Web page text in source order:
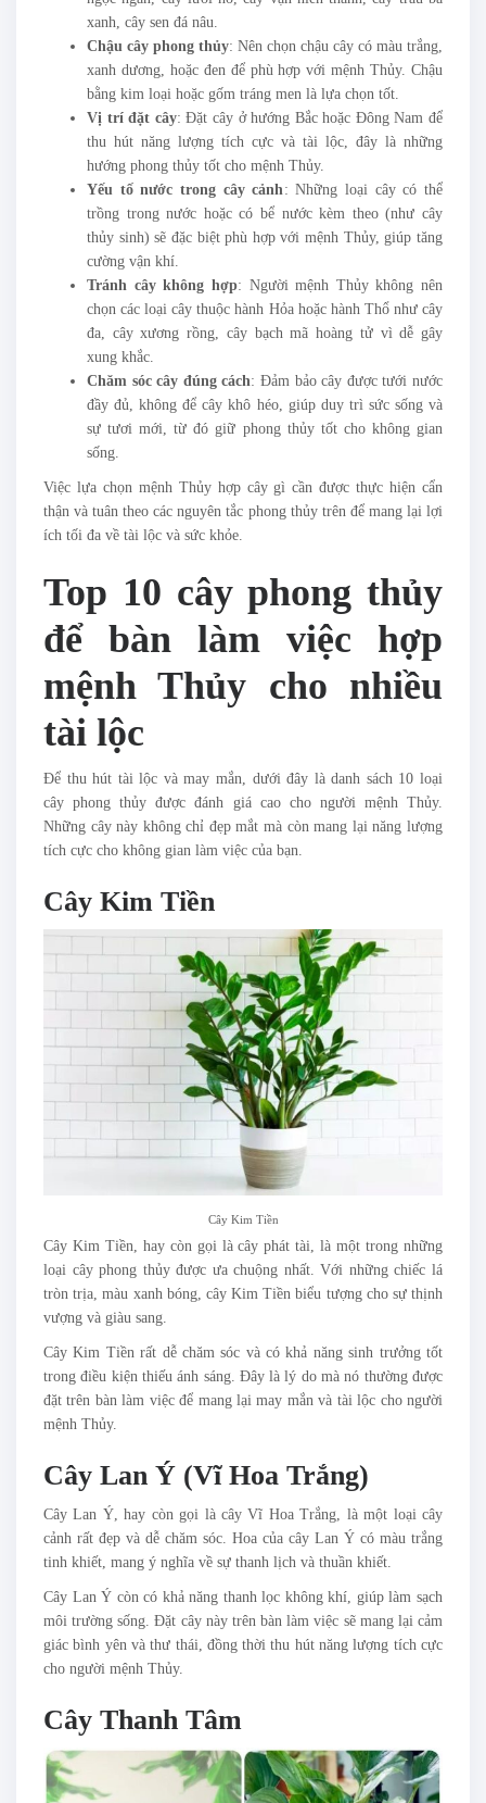
xanh, cây sen đá nâu.
Chậu cây phong thủy: Nên chọn chậu cây có màu trắng,
xanh dương, hoặc đen để phù hợp với mệnh Thủy. Chậu
bằng kim loại hoặc gốm tráng men là lựa chọn tốt.
Vị trí đặt cây: Đặt cây ở hướng Bắc hoặc Đông Nam để
thu hút năng lượng tích cực và tài lộc, đây là những
hướng phong thủy tốt cho mệnh Thủy.
Yếu tố nước trong cây cảnh : Những loại cây có thể
trồng trong nước hoặc có bể nước kèm theo (như cây
thủy sinh) sẽ đặc biệt phù hợp với mệnh Thủy, giúp tăng
cường vận khí.
Tránh cây không hợp: Người mệnh Thủy không nên
chọn các loại cây thuộc hành Hỏa hoặc hành Thổ như cây
đa, cây xương rồng, cây bạch mã hoàng tử vì dễ gây
xung khắc.
Chăm sóc cây đúng cách: Đảm bảo cây được tưới nước
đầy đủ, không để cây khô héo, giúp duy trì sức sống và
sự tươi mới, từ đó giữ phong thủy tốt cho không gian
sống.
Việc lựa chọn mệnh Thủy hợp cây gì cần được thực hiện cẩn
thận và tuân theo các nguyên tắc phong thủy trên để mang lại lợi
ích tối đa về tài lộc và sức khỏe.
Top 10 cây phong thủy
để bàn làm việc hợp
mệnh Thủy cho nhiều
tài lộc
Để thu hút tài lộc và may mắn, dưới đây là danh sách 10 loại
cây phong thủy được đánh giá cao cho người mệnh Thủy.
Những cây này không chỉ đẹp mắt mà còn mang lại năng lượng
tích cực cho không gian làm việc của bạn.
Cây Kim Tiền
Cây Kim Tiền
Cây Kim Tiền, hay còn gọi là cây phát tài, là một trong những
loại cây phong thủy được ưa chuộng nhất. Với những chiếc lá
tròn trịa, màu xanh bóng, cây Kim Tiền biểu tượng cho sự thịnh
vượng và giàu sang.
Cây Kim Tiền rất dễ chăm sóc và có khả năng sinh trưởng tốt
trong điều kiện thiếu ánh sáng. Đây là lý do mà nó thường được
đặt trên bàn làm việc để mang lại may mắn và tài lộc cho người
mệnh Thủy.
Cây Lan Ý (Vĩ Hoa Trắng)
Cây Lan Ý, hay còn gọi là cây Vĩ Hoa Trắng, là một loại cây
cảnh rất đẹp và dễ chăm sóc. Hoa của cây Lan Ý có màu trắng
tinh khiết, mang ý nghĩa về sự thanh lịch và thuần khiết.
Cây Lan Ý còn có khả năng thanh lọc không khí, giúp làm sạch
môi trường sống. Đặt cây này trên bàn làm việc sẽ mang lại cảm
giác bình yên và thư thái, đồng thời thu hút năng lượng tích cực
cho người mệnh Thủy.
Cây Thanh Tâm